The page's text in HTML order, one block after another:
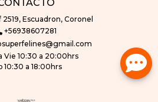
Escuadron, Coronel
+56938607281
Vie 10:30 a 20:00hrs
10:30 a 18:00hrs